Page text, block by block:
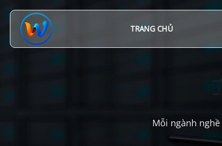
đến
TRANG CHỦ
Mỗi ngành